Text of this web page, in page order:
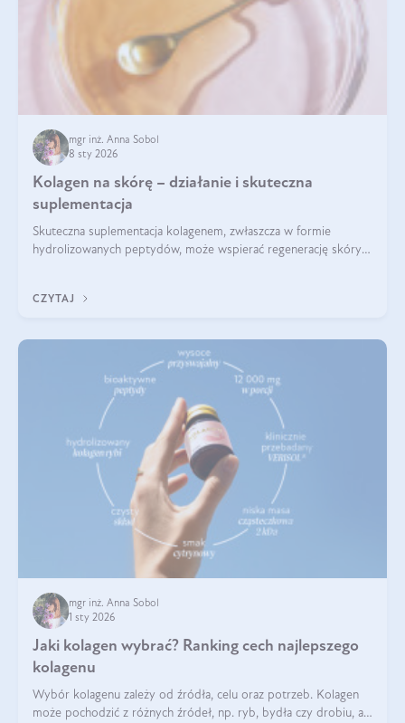
mgr inż. Anna Sobol
8 sty 2026
Kolagen na skórę – działanie i skuteczna
suplementacja
Skuteczna suplementacja kolagenem, zwłaszcza w formie
hydrolizowanych peptydów, może wspierać regenerację skóry i
CZYTAJ
mgr inż. Anna Sobol
1 sty 2026
Jaki kolagen wybrać? Ranking cech najlepszego
kolagenu
Wybór kolagenu zależy od źródła, celu oraz potrzeb. Kolagen
może pochodzić z różnych źródeł, np. ryb, bydła czy drobiu, a